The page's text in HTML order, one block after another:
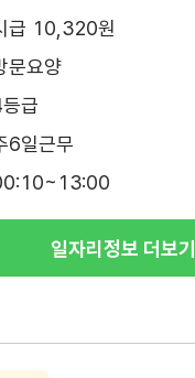
급 10,320원
문요양
급
6일근무
일자리정보 더보기